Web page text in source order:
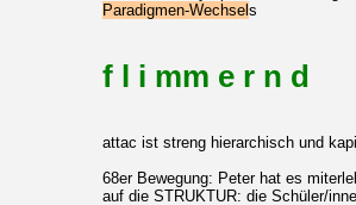
Paradigmen-Wechsel s
f l i mm e r n d
attac ist streng hierarchisch und
68er Bewegung: Peter hat es
auf die STRUKTUR: die Schüler/